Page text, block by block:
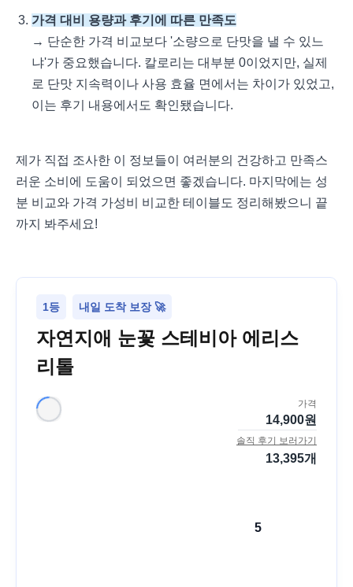
가격 대비 용량과 후기에 따른 만족도
→ 단순한 가격 비교보다 '소량으로 단맛을 낼 수 있느
냐'가 중요했습니다. 칼로리는 대부분 0이었지만, 실제
로 단맛 지속력이나 사용 효율 면에서는 차이가 있었고,
이는 후기 내용에서도 확인됐습니다.
제가 직접 조사한 이 정보들이 여러분의 건강하고 만족스
러운 소비에 도움이 되었으면 좋겠습니다. 마지막에는 성
분 비교와 가격 가성비 비교한 테이블도 정리해봤으니 끝
까지 봐주세요!
1등 내일 도착 보장 🚀
자연지애 눈꽃 스테비아 에리스
리톨
가격
14,900원
솔직 후기 보러가기
13,395개
5